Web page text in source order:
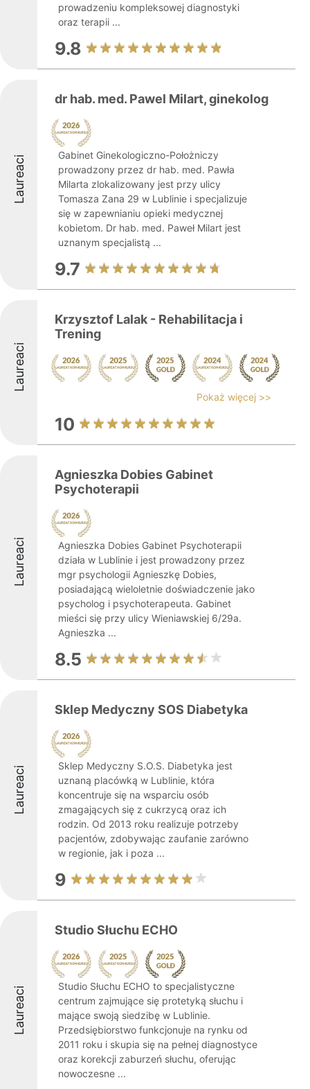
prowadzeniu kompleksowej diagnostyki
oraz terapii ...
9.8
Laureaci
dr hab. med. Pawel Milart, ginekolog
Gabinet Ginekologiczno-Położniczy
prowadzony przez dr hab. med. Pawła
Milarta zlokalizowany jest przy ulicy
Tomasza Zana 29 w Lublinie i specjalizuje
się w zapewnianiu opieki medycznej
kobietom. Dr hab. med. Paweł Milart jest
uznanym specjalistą ...
9.7
Laureaci
Krzysztof Lalak - Rehabilitacja i
Trening
Pokaż więcej >>
10
Laureaci
Agnieszka Dobies Gabinet
Psychoterapii
Agnieszka Dobies Gabinet Psychoterapii
działa w Lublinie i jest prowadzony przez
mgr psychologii Agnieszkę Dobies,
posiadającą wieloletnie doświadczenie jako
psycholog i psychoterapeuta. Gabinet
mieści się przy ulicy Wieniawskiej 6/29a.
Agnieszka ...
8.5
Laureaci
Sklep Medyczny SOS Diabetyka
Sklep Medyczny S.O.S. Diabetyka jest
uznaną placówką w Lublinie, która
koncentruje się na wsparciu osób
zmagających się z cukrzycą oraz ich
rodzin. Od 2013 roku realizuje potrzeby
pacjentów, zdobywając zaufanie zarówno
w regionie, jak i poza ...
9
Laureaci
Studio Słuchu ECHO
Studio Słuchu ECHO to specjalistyczne
centrum zajmujące się protetyką słuchu i
mające swoją siedzibę w Lublinie.
Przedsiębiorstwo funkcjonuje na rynku od
2011 roku i skupia się na pełnej diagnostyce
oraz korekcji zaburzeń słuchu, oferując
nowoczesne ...